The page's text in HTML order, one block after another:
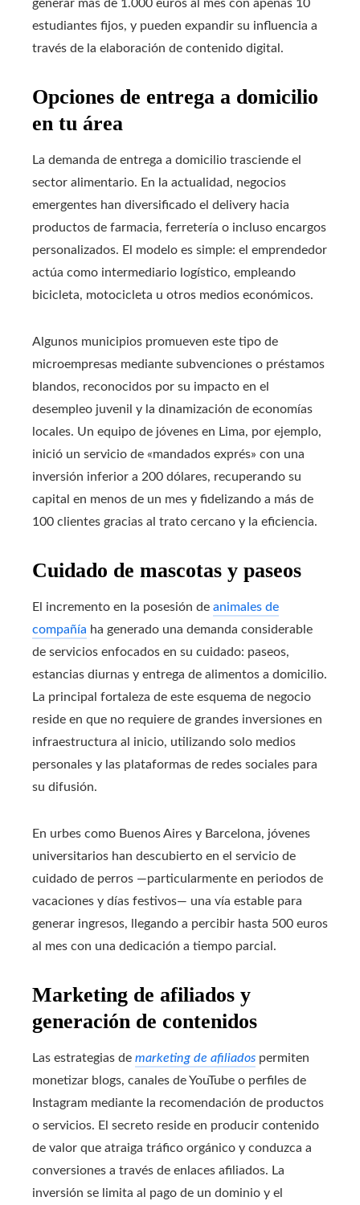
generar más de 1.000 euros al mes con apenas 10
estudiantes fijos, y pueden expandir su influencia a
través de la elaboración de contenido digital.
Opciones de entrega a domicilio
en tu área
La demanda de entrega a domicilio trasciende el
sector alimentario. En la actualidad, negocios
emergentes han diversificado el delivery hacia
productos de farmacia, ferretería o incluso encargos
personalizados. El modelo es simple: el emprendedor
actúa como intermediario logístico, empleando
bicicleta, motocicleta u otros medios económicos.
Algunos municipios promueven este tipo de
microempresas mediante subvenciones o préstamos
blandos, reconocidos por su impacto en el
desempleo juvenil y la dinamización de economías
locales. Un equipo de jóvenes en Lima, por ejemplo,
inició un servicio de «mandados exprés» con una
inversión inferior a 200 dólares, recuperando su
capital en menos de un mes y fidelizando a más de
100 clientes gracias al trato cercano y la eficiencia.
Cuidado de mascotas y paseos
El incremento en la posesión de animales de
compañía ha generado una demanda considerable
de servicios enfocados en su cuidado: paseos,
estancias diurnas y entrega de alimentos a domicilio.
La principal fortaleza de este esquema de negocio
reside en que no requiere de grandes inversiones en
infraestructura al inicio, utilizando solo medios
personales y las plataformas de redes sociales para
su difusión.
En urbes como Buenos Aires y Barcelona, jóvenes
universitarios han descubierto en el servicio de
cuidado de perros —particularmente en periodos de
vacaciones y días festivos— una vía estable para
generar ingresos, llegando a percibir hasta 500 euros
al mes con una dedicación a tiempo parcial.
Marketing de afiliados y
generación de contenidos
Las estrategias de marketing de afiliados permiten
monetizar blogs, canales de YouTube o perfiles de
Instagram mediante la recomendación de productos
o servicios. El secreto reside en producir contenido
de valor que atraiga tráfico orgánico y conduzca a
conversiones a través de enlaces afiliados. La
inversión se limita al pago de un dominio y el